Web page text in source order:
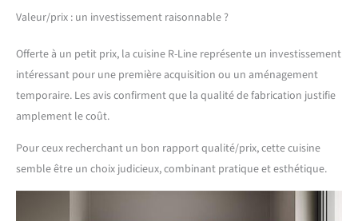
Valeur/prix : un investissement raisonnable ?
Offerte à un petit prix, la cuisine R-Line représente un investissement
intéressant pour une première acquisition ou un aménagement
temporaire. Les avis confirment que la qualité de fabrication justifie
amplement le coût.
Pour ceux recherchant un bon rapport qualité/prix, cette cuisine
semble être un choix judicieux, combinant pratique et esthétique.